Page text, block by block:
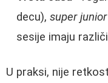
decu), super junior
sesije imaju
U praksi, nije